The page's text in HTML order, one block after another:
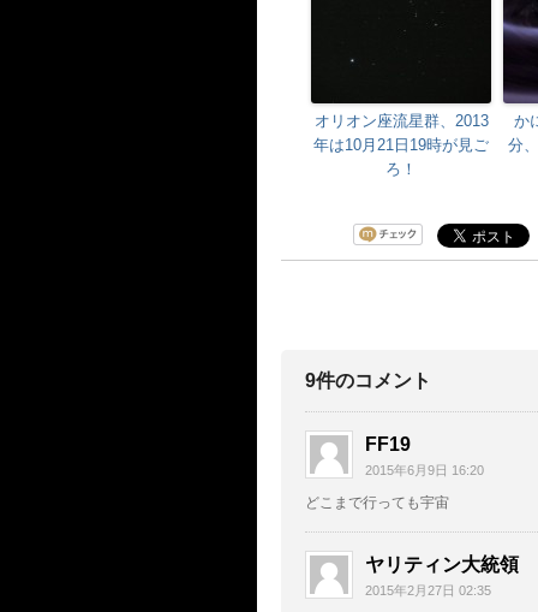
オリオン座流星群、2013
年は10月21日19時が見ご
ろ！
か
分
9件のコメント
FF19
2015年6月9日 16:20
どこまで行っても宇宙
ヤリティン大統領
2015年2月27日 02:35